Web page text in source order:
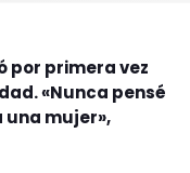
por primera vez
«Nunca pensé
una mujer»,